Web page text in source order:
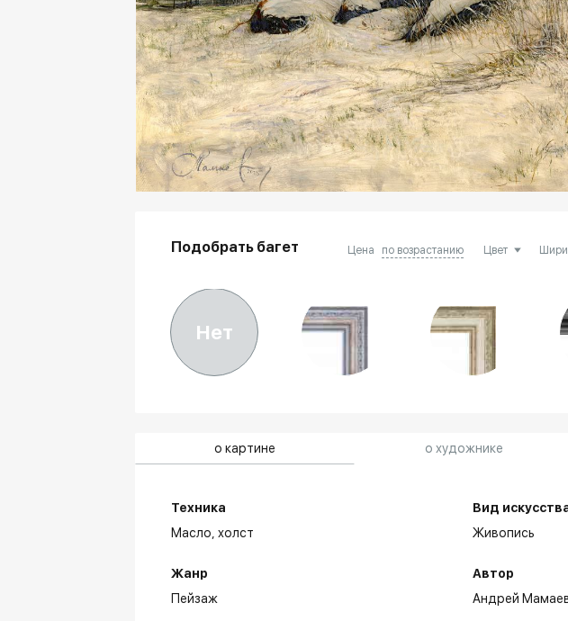
Подобрать багет Цена по возрастанию
Нет
о картине о художнике
Техника
Масло,холст
Жанр
Пейзаж
Вид
Живопись
Автор
Андрей